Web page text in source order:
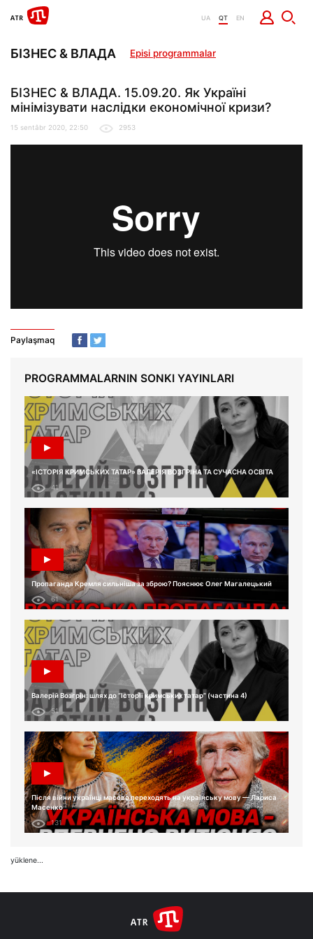
UA QT EN
БІЗНЕС & ВЛАДА Episi programmalar
БІЗНЕС & ВЛАДА. 15.09.20. Як Україні
мінімізувати наслідки економічної кризи?
15 sentâbr 2020, 22:50 2953
Paylaşmaq
PROGRAMMALARNIN SONKI YAYINLARI
«ІСТОРІЯ КРИМСЬКИХ ТАТАР» ВАЛЕРІЯ ВОЗГРІНА ТА СУЧАСНА ОСВІТА
41
Пропаганда Кремля сильніша за зброю? Пояснює Олег Магалецький
61
Валерій Возгрін: шлях до “Історії кримських татар” (частина 4)
51
Після війни українці масово переходять на українську мову — Лариса
Масенко
131
yüklene...